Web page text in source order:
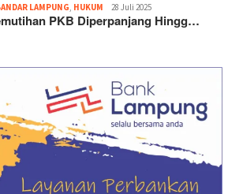
LAMPUNG HUKUM 28 Juli 2025
PKB Diperpanjang Hingg…